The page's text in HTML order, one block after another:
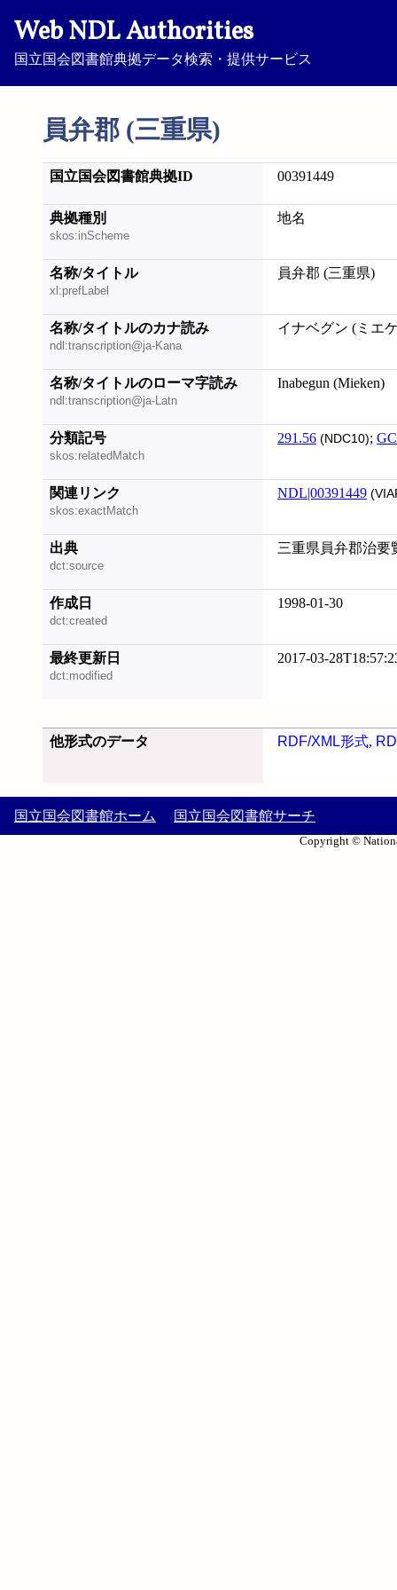
Web NDL Authorities
国立国会図書館典拠データ検索・提供サービス
員弁郡 (三重県)
国立国会図書館典拠ID 00391449
典拠種別
skos:inScheme
地名
名称/タイトル
xl:prefLabel
員弁郡 (三重県)
名称/タイトルのカナ読み
ndl:transcription@ja-Kana
イナベグン (ミエ
名称/タイトルのローマ字読み
ndl:transcription@ja-Latn
Inabegun (Mieken)
分類記号
skos:relatedMatch
291.56 (NDC10);
関連リンク
skos:exactMatch
NDL|00391449
出典
dct:source
三重県員弁郡治要
作成日
dct:created
1998-01-30
最終更新日
dct:modified
2017-03-
他形式のデータ RDF/XML形式,
国立国会図書館ホーム 国立国会図書館サーチ
Copyright ©